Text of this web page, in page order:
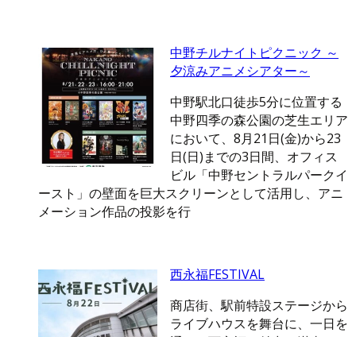
中野チルナイトピクニック ～
夕涼みアニメシアター～
中野駅北口徒歩5分に位置する
中野四季の森公園の芝生エリア
において、8月21日(金)から23
日(日)までの3日間、オフィス
ビル「中野セントラルパークイ
ースト」の壁面を巨大スクリーンとして活用し、アニ
メーション作品の投影を行
西永福FESTIVAL
商店街、駅前特設ステージから
ライブハウスを舞台に、一日を